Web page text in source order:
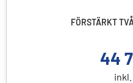
FÖRSTÄRKT
44